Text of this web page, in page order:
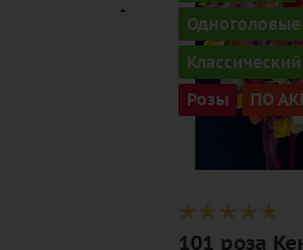
Одноголовые
Классический
Розы ПО
Цвет
Описание
роза, лента
101 роза